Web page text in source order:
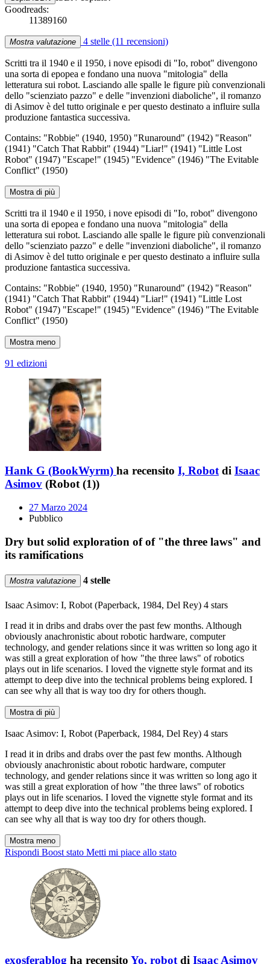
Goodreads:
11389160
Mostra valutazione 4 stelle (11 recensioni)
Scritti tra il 1940 e il 1950, i nove episodi di "Io, robot" divengono
una sorta di epopea e fondano una nuova "mitologia" della
letteratura sui robot. Lasciando alle spalle le figure più convenzionali
dello "scienziato pazzo" e delle "invenzioni diaboliche", il romanzo
di Asimov è del tutto originale e per questo destinato a influire sulla
produzione fantastica successiva.
Contains: "Robbie" (1940, 1950) "Runaround" (1942) "Reason"
(1941) "Catch That Rabbit" (1944) "Liar!" (1941) "Little Lost
Robot" (1947) "Escape!" (1945) "Evidence" (1946) "The Evitable
Conflict" (1950)
Mostra di più
Scritti tra il 1940 e il 1950, i nove episodi di "Io, robot" divengono
una sorta di epopea e fondano una nuova "mitologia" della
letteratura sui robot. Lasciando alle spalle le figure più convenzionali
dello "scienziato pazzo" e delle "invenzioni diaboliche", il romanzo
di Asimov è del tutto originale e per questo destinato a influire sulla
produzione fantastica successiva.
Contains: "Robbie" (1940, 1950) "Runaround" (1942) "Reason"
(1941) "Catch That Rabbit" (1944) "Liar!" (1941) "Little Lost
Robot" (1947) "Escape!" (1945) "Evidence" (1946) "The Evitable
Conflict" (1950)
Mostra meno
91 edizioni
Hank G (BookWyrm) ha recensito I, Robotdi Isaac
Asimov (Robot (1))
27 Marzo 2024
Pubblico
Dry but solid exploration of of "the three laws" and
its ramifications
Mostra valutazione 4 stelle
Isaac Asimov: I, Robot (Paperback, 1984, Del Rey) 4 stars
I read it in dribs and drabs over the past few months. Although
obviously anachronistic about robotic hardware, computer
technology, and gender relations since it was written so long ago it
was still a great exploration of how "the three laws" of robotics
plays out in life scenarios. I loved the vignette style format and its
attempt to deep dive into the technical problems being explored. I
can see why all that is way too dry for others though.
Mostra di più
Isaac Asimov: I, Robot (Paperback, 1984, Del Rey) 4 stars
I read it in dribs and drabs over the past few months. Although
obviously anachronistic about robotic hardware, computer
technology, and gender relations since it was written so long ago it
was still a great exploration of how "the three laws" of robotics
plays out in life scenarios. I loved the vignette style format and its
attempt to deep dive into the technical problems being explored. I
can see why all that is way too dry for others though.
Mostra meno
Rispondi Boost stato Metti mi piace allo stato
exosferablog ha recensito Yo, robot di Isaac Asimov